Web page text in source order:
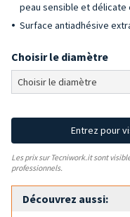
peau sensible et
Surface antiadhésive
Choisir le diamètre
Entrez pour
Les prix sur Tecniwork.it sont
professionnels.
Découvrez aussi: